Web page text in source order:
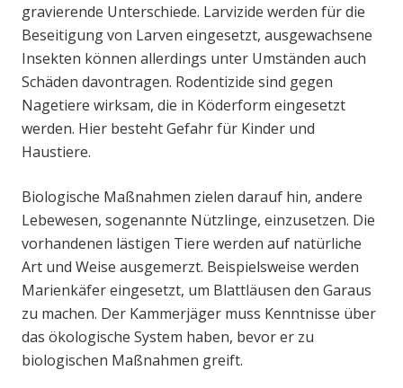
gravierende Unterschiede. Larvizide werden für die
Beseitigung von Larven eingesetzt, ausgewachsene
Insekten können allerdings unter Umständen auch
Schäden davontragen. Rodentizide sind gegen
Nagetiere wirksam, die in Köderform eingesetzt
werden. Hier besteht Gefahr für Kinder und
Haustiere.
Biologische Maßnahmen zielen darauf hin, andere
Lebewesen, sogenannte Nützlinge, einzusetzen. Die
vorhandenen lästigen Tiere werden auf natürliche
Art und Weise ausgemerzt. Beispielsweise werden
Marienkäfer eingesetzt, um Blattläusen den Garaus
zu machen. Der Kammerjäger muss Kenntnisse über
das ökologische System haben, bevor er zu
biologischen Maßnahmen greift.